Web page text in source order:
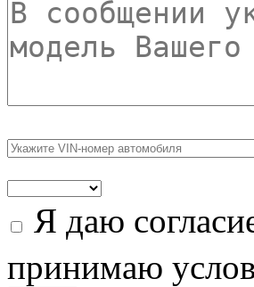
Я даю
принимаю